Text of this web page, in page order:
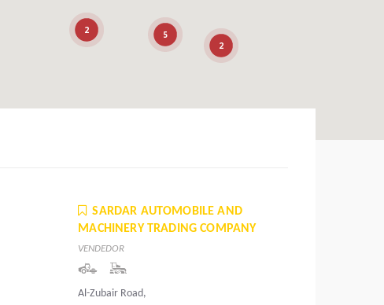
2
5
2
SARDAR AUTOMOBILE AND
MACHINERY TRADING COMPANY
VENDEDOR
Al-Zubair Road,